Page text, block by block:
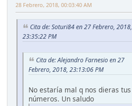
28 Febrero, 2018, 00:03:40 AM
Cita de: Soturi84 en 27 Febrero, 2018,
23:35:22 PM
Cita de: Alejandro Farnesio en 27
Febrero, 2018, 23:13:06 PM
No estaría mal q nos dieras tus
números. Un saludo